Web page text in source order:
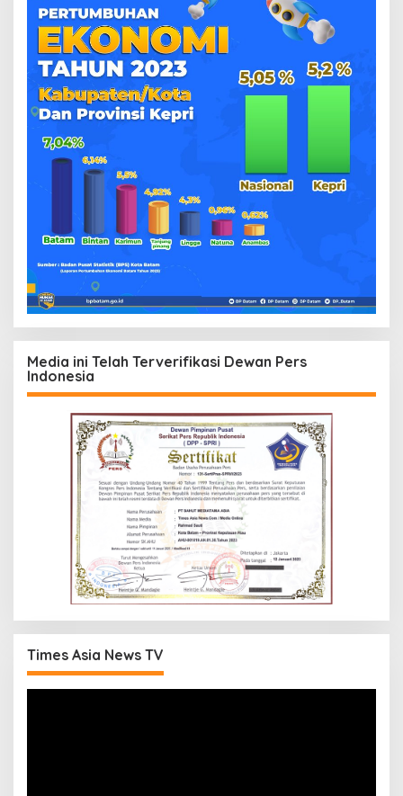
Media ini Telah Terverifikasi Dewan Pers
Indonesia
Times Asia News TV